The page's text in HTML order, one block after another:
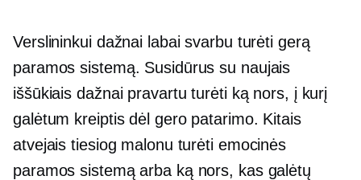
Verslininkui dažnai labai svarbu turėti gerą
paramos sistemą. Susidūrus su naujais
iššūkiais dažnai pravartu turėti ką nors, į kurį
galėtum kreiptis dėl gero patarimo. Kitais
atvejais tiesiog malonu turėti emocinės
paramos sistemą arba ką nors, kas galėtų